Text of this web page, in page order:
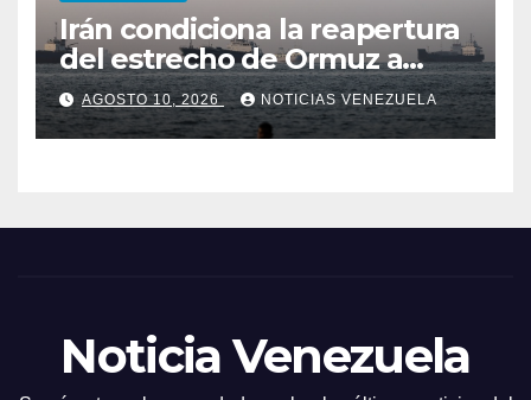
Irán condiciona la reapertura
del estrecho de Ormuz a
concesiones de EEUU
AGOSTO 10, 2026 NOTICIAS VENEZUELA
Noticia Venezuela